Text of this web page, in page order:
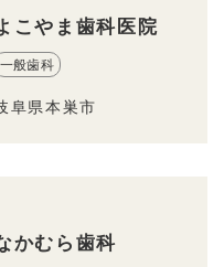
こやま歯科医院
一般歯科
阜県本巣市
かむら歯科